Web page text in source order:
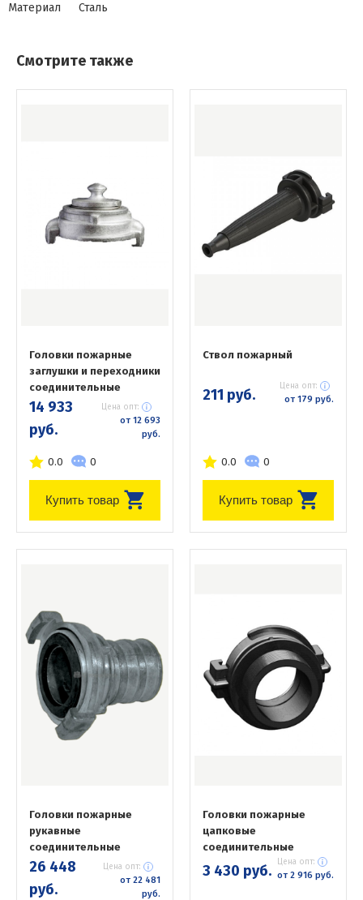
Материал
Сталь
Смотрите также
Головки пожарные
заглушки и переходники
соединительные
14 933
руб.
Цена опт:
от 12 693
руб.
0.0 0
Купить товар
Ствол пожарный
211 руб. Цена опт:
от 179 руб.
0.0 0
Купить товар
Головки пожарные
рукавные
соединительные
26 448
руб.
Цена опт:
от 22 481
руб.
Головки пожарные
цапковые
соединительные
3 430 руб. Цена опт:
от 2 916 руб.